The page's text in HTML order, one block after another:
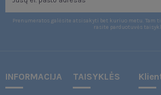
Prenumeratos galėsite atsisakyti bet kuriuo metu.
rasite parduotuvės
INFORMACIJA TAISYKLĖS